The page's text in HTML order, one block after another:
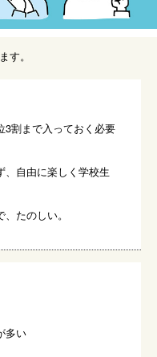
す。
3割まで入っておく必要
、自由に楽しく学校生
たのしい。
多い